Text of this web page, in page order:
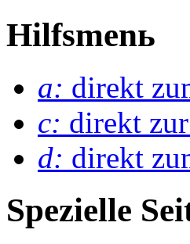
Hilfsmenь
a: direkt
c: direkt
d: direkt
Spezielle